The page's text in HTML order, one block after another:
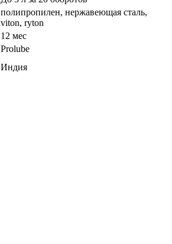
полипропилен, нержавеющая сталь,
viton, ryton
12 мес
Prolube
Индия